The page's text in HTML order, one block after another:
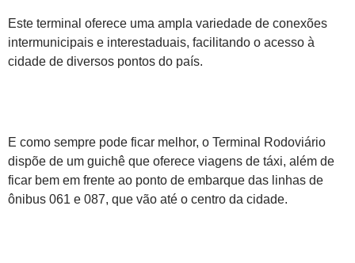
Este terminal oferece uma ampla variedade de conexões
intermunicipais e interestaduais, facilitando o acesso à
cidade de diversos pontos do país.
E como sempre pode ficar melhor, o Terminal Rodoviário
dispõe de um guichê que oferece viagens de táxi, além de
ficar bem em frente ao ponto de embarque das linhas de
ônibus 061 e 087, que vão até o centro da cidade.